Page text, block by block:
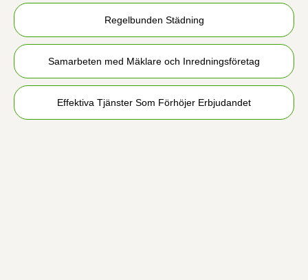
Regelbunden Städning
Samarbeten med Mäklare och Inredningsföretag
Effektiva Tjänster Som Förhöjer Erbjudandet